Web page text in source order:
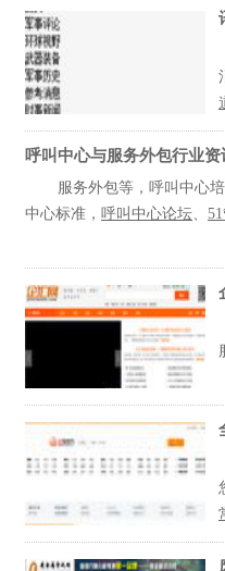
呼叫中心与服务外包行业资
服务外包等，呼叫中心
中心标准， 呼叫中心论坛、